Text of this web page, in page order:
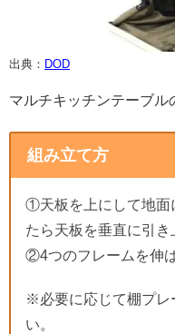
出典： DOD
マルチキッチンテーブル
組み立て方
①天板を上にして地面
たら天板を垂直に引き
②4つのフレームを伸
※必要に応じて棚プレ
い。